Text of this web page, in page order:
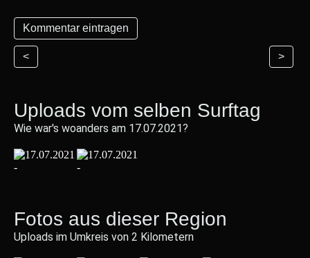
< >
Uploads vom selben Surftag
Wie war's woanders am 17.07.2021?
Fotos aus dieser Region
Uploads im Umkreis von 2 Kilometern